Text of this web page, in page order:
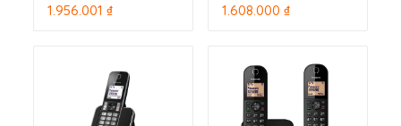
1.956.001 ₫
1.608.000 ₫